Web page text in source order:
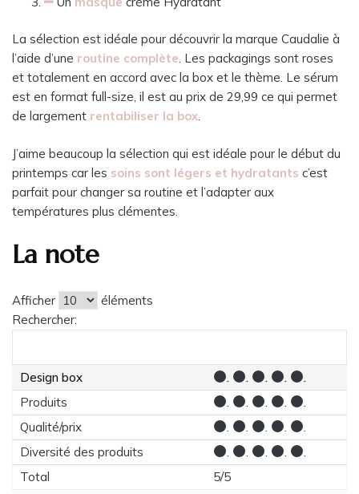
La sélection est idéale pour découvrir la marque Caudalie à
l’aide d’une routine complète. Les packagings sont roses
et totalement en accord avec la box et le thème. Le sérum
est en format full-size, il est au prix de 29,99 ce qui permet
de largement rentabiliser la box.
J’aime beaucoup la sélection qui est idéale pour le début du
printemps car les soins sont légers et hydratants c’est
parfait pour changer sa routine et l’adapter aux
températures plus clémentes.
La note
Afficher
éléments
Rechercher:
Design box . . . .
.
Produits
. . . .
.
Qualité/prix
. . . .
.
Diversité des produits
. . . .
.
Total
5/5